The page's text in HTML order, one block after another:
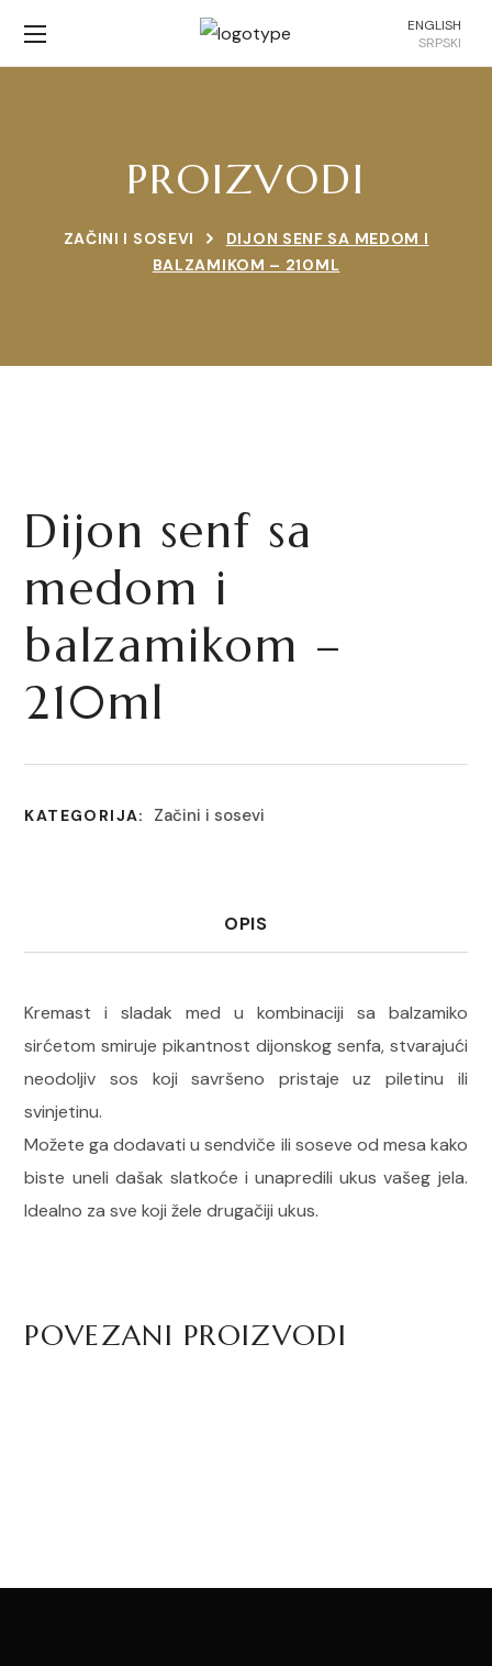
ENGLISH
SRPSKI
PROIZVODI
ZAČINI I SOSEVI
DIJON SENF SA MEDOM I
BALZAMIKOM – 210ML
Dijon senf sa
medom i
balzamikom –
210ml
KATEGORIJA: Začini i sosevi
OPIS
Kremast i sladak med u kombinaciji sa balzamiko
sirćetom smiruje pikantnost dijonskog senfa, stvarajući
neodoljiv sos koji savršeno pristaje uz piletinu ili
svinjetinu.
Možete ga dodavati u sendviče ili soseve od mesa kako
biste uneli dašak slatkoće i unapredili ukus vašeg jela.
Idealno za sve koji žele drugačiji ukus.
POVEZANI PROIZVODI